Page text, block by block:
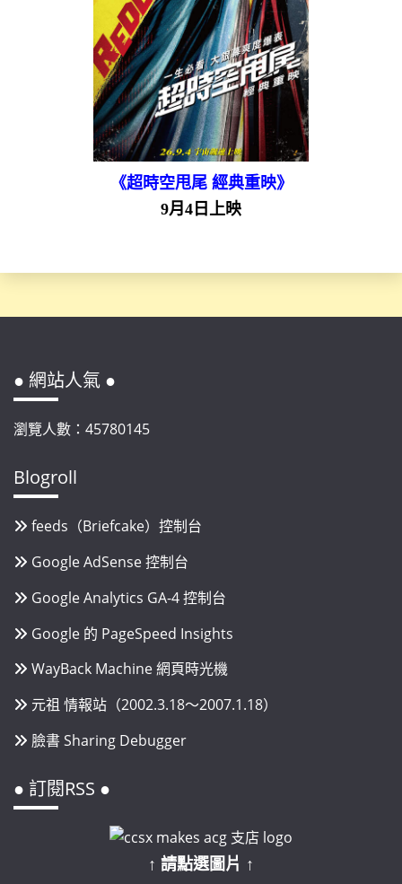
《超時空甩尾 經典重映》
9月4日上映
● 網站人氣 ●
瀏覽人數：45780145
Blogroll
feeds（Briefcake）控制台
Google AdSense 控制台
Google Analytics GA-4 控制台
Google 的 PageSpeed Insights
WayBack Machine 網頁時光機
元祖 情報站（2002.3.18～2007.1.18）
臉書 Sharing Debugger
● 訂閱RSS ●
↑ 請點選圖片 ↑